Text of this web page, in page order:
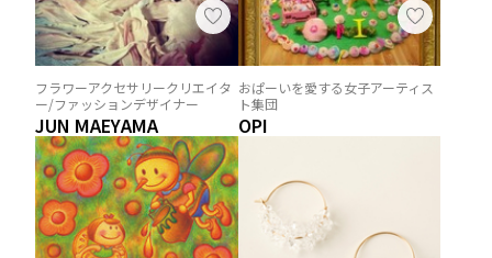
フラワーアクセサリークリエイタ
ー/ファッションデザイナー
JUN MAEYAMA
おぱーいを愛する女子アーティス
ト集団
OPI